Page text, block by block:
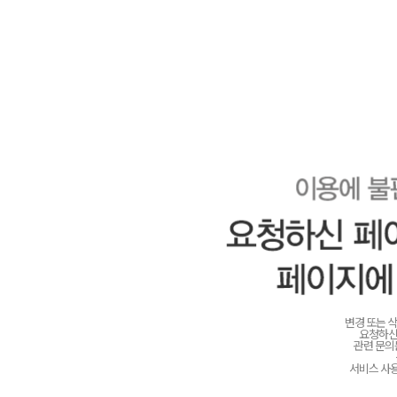
변경 또는
요청하
관련 문
서비스 사